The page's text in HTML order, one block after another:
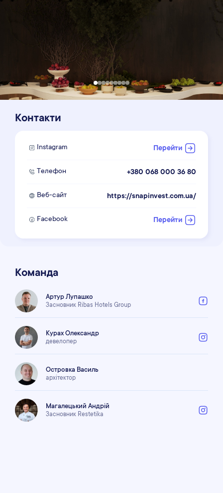
Контакти
Instagram Перейти
Телефон +380 068 000 36 80
Веб-сайт https://snapinvest.com.ua/
Facebook Перейти
Команда
Артур Лупашко
Засновник Ribas Hotels Group
Курах Олександр
девелопер
Островка Василь
архітектор
Магалецький Андрій
Засновник Restetika